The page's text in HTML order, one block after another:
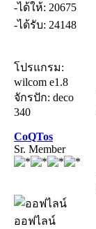
-ได้ให้: 20675
-ได้รับ: 24148
โปรแกรม:
wilcom e1.8
จักรปัก: deco
340
CoQTos
Sr. Member
ออฟไลน์